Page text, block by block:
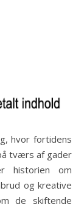
tværs af gader
historien om
og kreative
de skiftende